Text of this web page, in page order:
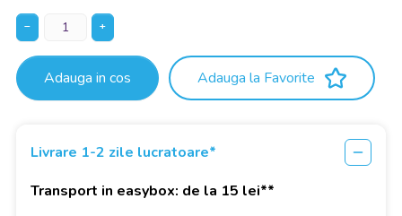
− +
Adauga in cos Adauga la Favorite
Livrare 1-2 zile lucratoare*
Transport in easybox: de la 15 lei**